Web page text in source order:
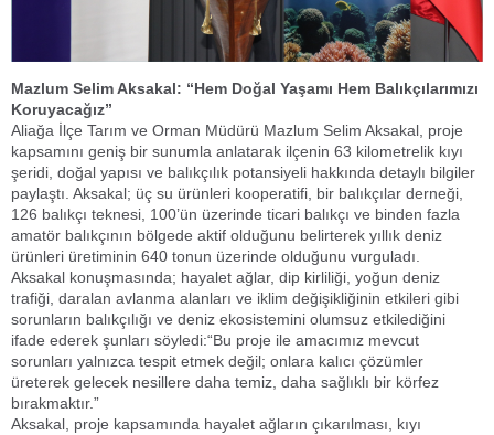
Mazlum Selim Aksakal: “Hem Doğal Yaşamı Hem Balıkçılarımızı
Koruyacağız”
Aliağa İlçe Tarım ve Orman Müdürü Mazlum Selim Aksakal, proje
kapsamını geniş bir sunumla anlatarak ilçenin 63 kilometrelik kıyı
şeridi, doğal yapısı ve balıkçılık potansiyeli hakkında detaylı bilgiler
paylaştı. Aksakal; üç su ürünleri kooperatifi, bir balıkçılar derneği,
126 balıkçı teknesi, 100’ün üzerinde ticari balıkçı ve binden fazla
amatör balıkçının bölgede aktif olduğunu belirterek yıllık deniz
ürünleri üretiminin 640 tonun üzerinde olduğunu vurguladı.
Aksakal konuşmasında; hayalet ağlar, dip kirliliği, yoğun deniz
trafiği, daralan avlanma alanları ve iklim değişikliğinin etkileri gibi
sorunların balıkçılığı ve deniz ekosistemini olumsuz etkilediğini
ifade ederek şunları söyledi:“Bu proje ile amacımız mevcut
sorunları yalnızca tespit etmek değil; onlara kalıcı çözümler
üreterek gelecek nesillere daha temiz, daha sağlıklı bir körfez
bırakmaktır.”
Aksakal, proje kapsamında hayalet ağların çıkarılması, kıyı